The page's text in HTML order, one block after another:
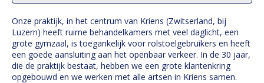
Onze praktijk, in het centrum van Kriens (Zwitserland, bij
Luzern) heeft ruime behandelkamers met veel daglicht, een
grote gymzaal, is toegankelijk voor rolstoelgebruikers en heeft
een goede aansluiting aan het openbaar verkeer. In de 30 jaar,
die de praktijk bestaat, hebben we een grote klantenkring
opgebouwd en we werken met alle artsen in Kriens samen.